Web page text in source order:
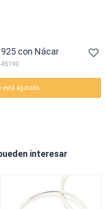
con Nácar
85190
está agotado.
interesar